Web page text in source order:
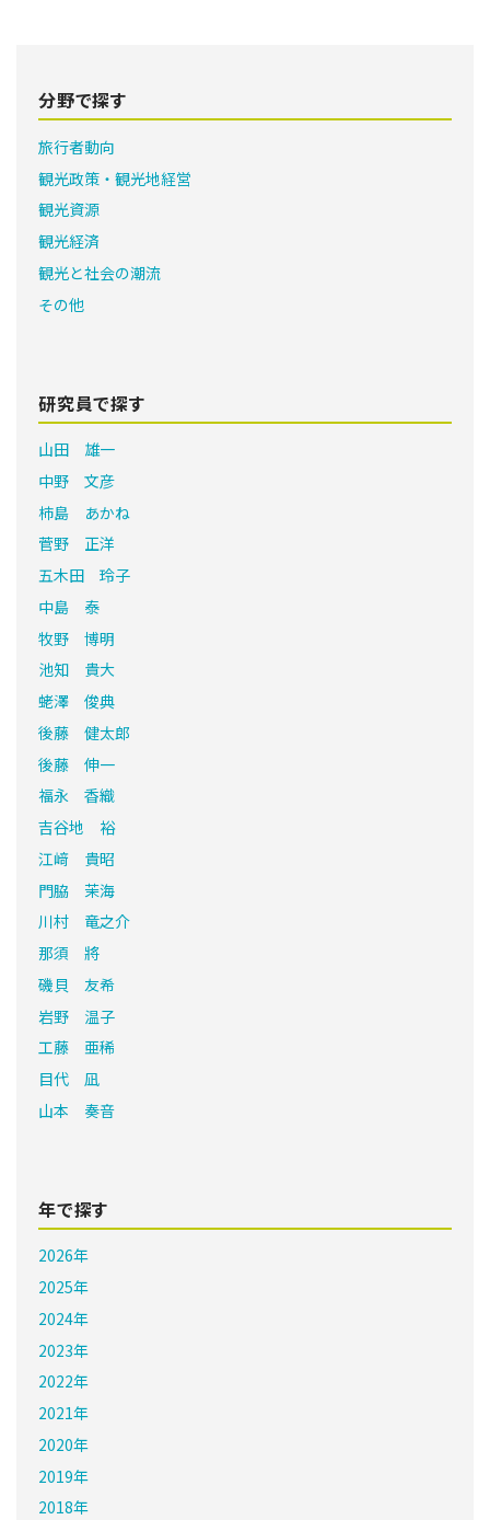
分野で探す
旅行者動向
観光政策・観光地経営
観光資源
観光経済
観光と社会の潮流
その他
研究員で探す
山田 雄一
中野 文彦
柿島 あかね
菅野 正洋
五木田 玲子
中島 泰
牧野 博明
池知 貴大
蛯澤 俊典
後藤 健太郎
後藤 伸一
福永 香織
吉谷地 裕
江﨑 貴昭
門脇 茉海
川村 竜之介
那須 將
磯貝 友希
岩野 温子
工藤 亜稀
目代 凪
山本 奏音
年で探す
2026年
2025年
2024年
2023年
2022年
2021年
2020年
2019年
2018年